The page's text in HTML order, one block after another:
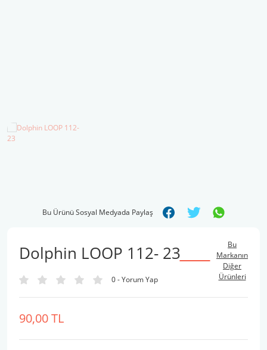
Bu Ürünü Sosyal Medyada Paylaş
Dolphin LOOP 112- 23
0 - Yorum Yap
Bu
Markanın
Diğer
Ürünleri
90,00 TL